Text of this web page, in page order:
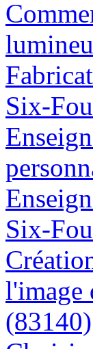
Six-
Six-
l'image
(83140)